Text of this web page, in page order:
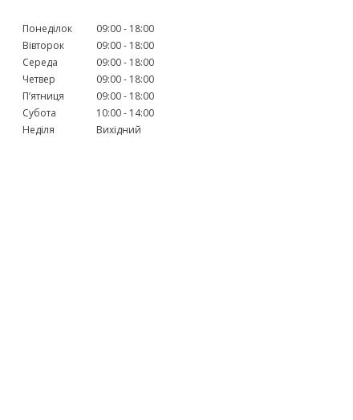
Понеділок 09:00
18:00
Вівторок
09:00
18:00
Середа
09:00
18:00
Четвер
09:00
18:00
Пʼятниця
09:00
18:00
Субота
10:00
14:00
Неділя
Вихідний